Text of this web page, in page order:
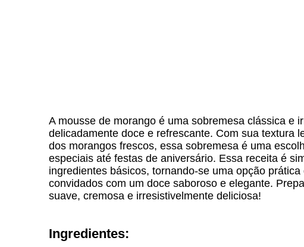
A mousse de morango é uma sobremesa clássica e
delicadamente doce e refrescante. Com sua textura
dos morangos frescos, essa sobremesa é uma
especiais até festas de aniversário. Essa receita é
ingredientes básicos, tornando-se uma opção
convidados com um doce saboroso e elegante.
suave, cremosa e irresistivelmente deliciosa!
Ingredientes: